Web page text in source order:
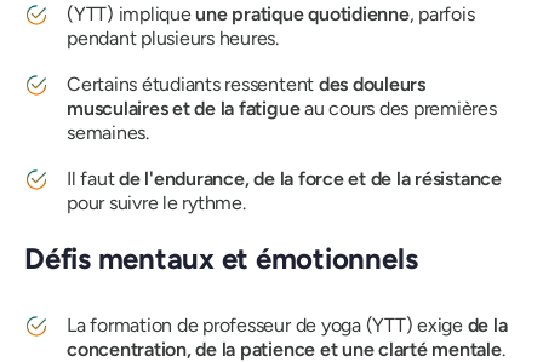
(YTT) impliqueune pratique quotidienne, parfois
pendant plusieurs heures.
Certains étudiants ressentent des douleurs
musculaires et de la fatigueau cours des premières
semaines.
Il fautde l'endurance, de la force et de la résistance
pour suivre le rythme.
Défis mentaux et émotionnels
La formation de professeur de yoga (YTT) exige de la
concentration, de la patience et une clarté mentale.